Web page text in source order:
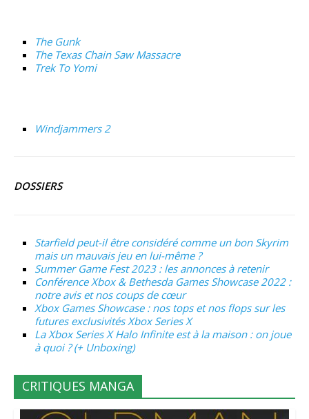
The Gunk
The Texas Chain Saw Massacre
Trek To Yomi
Windjammers 2
DOSSIERS
Starfield peut-il être considéré comme un bon Skyrim
mais un mauvais jeu en lui-même ?
Summer Game Fest 2023 : les annonces à retenir
Conférence Xbox & Bethesda Games Showcase 2022 :
notre avis et nos coups de cœur
Xbox Games Showcase : nos tops et nos flops sur les
futures exclusivités Xbox Series X
La Xbox Series X Halo Infinite est à la maison : on joue
à quoi ? (+ Unboxing)
CRITIQUES MANGA